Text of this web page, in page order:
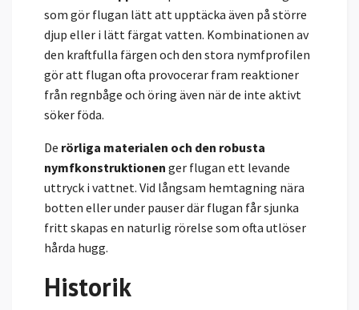
som gör flugan lätt att upptäcka även på större
djup eller i lätt färgat vatten. Kombinationen av
den kraftfulla färgen och den stora nymfprofilen
gör att flugan ofta provocerar fram reaktioner
från regnbåge och öring även när de inte aktivt
söker föda.
De rörliga materialen och den robusta
nymfkonstruktionen ger flugan ett levande
uttryck i vattnet. Vid långsam hemtagning nära
botten eller under pauser där flugan får sjunka
fritt skapas en naturlig rörelse som ofta utlöser
hårda hugg.
Historik